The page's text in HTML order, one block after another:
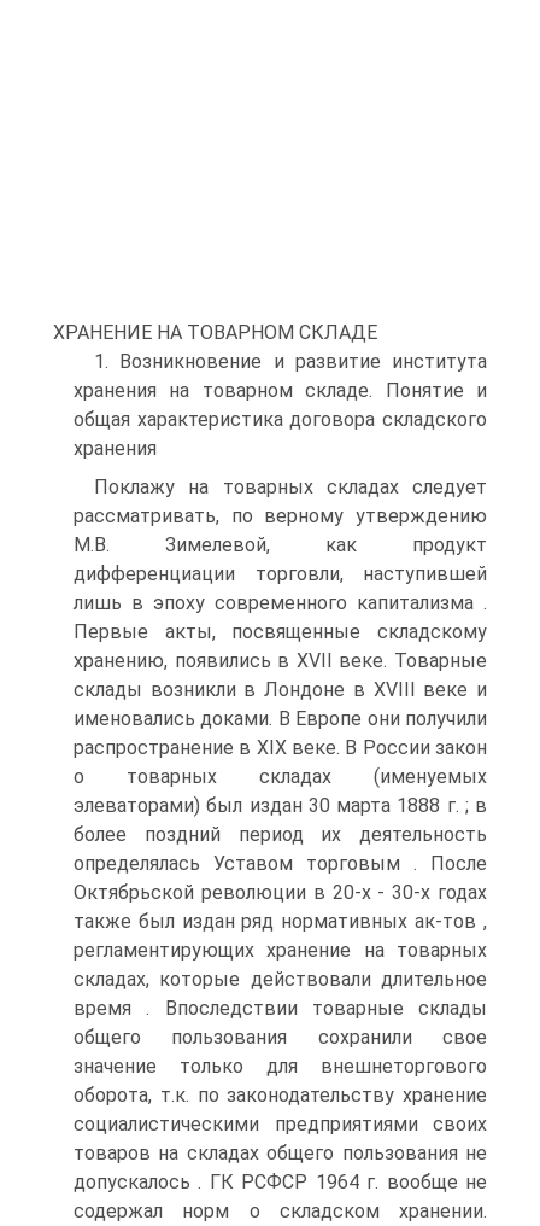
ХРАНЕНИЕ НА ТОВАРНОМ СКЛАДЕ
1. Возникновение и развитие института
хранения на товарном складе. Понятие и
общая характеристика договора складского
хранения
Поклажу на товарных складах следует
рассматривать, по верному утверждению
М.В. Зимелевой, как продукт
дифференциации торговли, наступившей
лишь в эпоху современного капитализма .
Первые акты, посвященные складскому
хранению, появились в XVII веке. Товарные
склады возникли в Лондоне в ХVIII веке и
именовались доками. В Европе они получили
распространение в XIX веке. В России закон
о товарных складах (именуемых
элеваторами) был издан 30 марта 1888 г. ; в
более поздний период их деятельность
определялась Уставом торговым . После
Октябрьской революции в 20-х - 30-х годах
также был издан ряд нормативных ак-тов ,
регламентирующих хранение на товарных
складах, которые действовали длительное
время . Впоследствии товарные склады
общего пользования сохранили свое
значение только для внешнеторгового
оборота, т.к. по законодательству хранение
социалистическими предприятиями своих
товаров на складах общего пользования не
допускалось . ГК РСФСР 1964 г. вообще не
содержал норм о складском хранении.